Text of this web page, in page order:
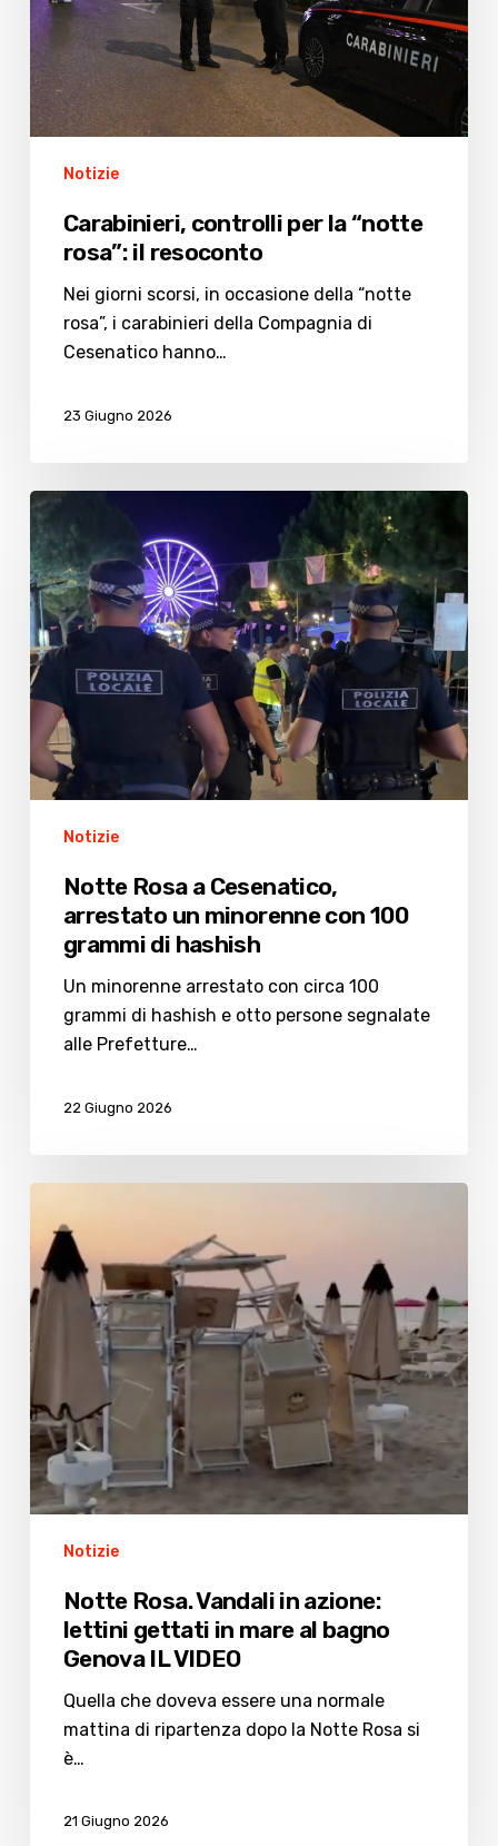
il
resoconto
Notizie
Carabinieri, controlli per la “notte
rosa”: il resoconto
Nei giorni scorsi, in occasione della “notte
rosa”, i carabinieri della Compagnia di
Cesenatico hanno…
23 Giugno 2026
Notte
Rosa
a
Cesenatico,
arrestato
un
minorenne
con
100
grammi
Notizie
Notte Rosa a Cesenatico,
arrestato un minorenne con 100
grammi di hashish
Un minorenne arrestato con circa 100
grammi di hashish e otto persone segnalate
alle Prefetture…
22 Giugno 2026
Rosa.
Vandali
in
azione:
lettini
in
mare
al
bagno
Genova
Notizie
Notte Rosa. Vandali in azione:
lettini gettati in mare al bagno
Genova IL VIDEO
Quella che doveva essere una normale
mattina di ripartenza dopo la Notte Rosa si
è…
21 Giugno 2026